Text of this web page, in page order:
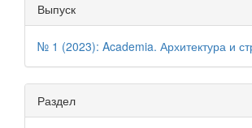
Выпуск
№ 1 (2023): Academia. Архитектура и
Раздел